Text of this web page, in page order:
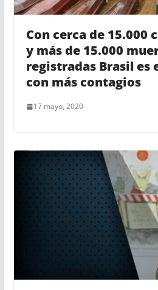
Con cerca de 15.000
y más de 15.000
registradas Brasil es
con más contagios
17 mayo, 2020